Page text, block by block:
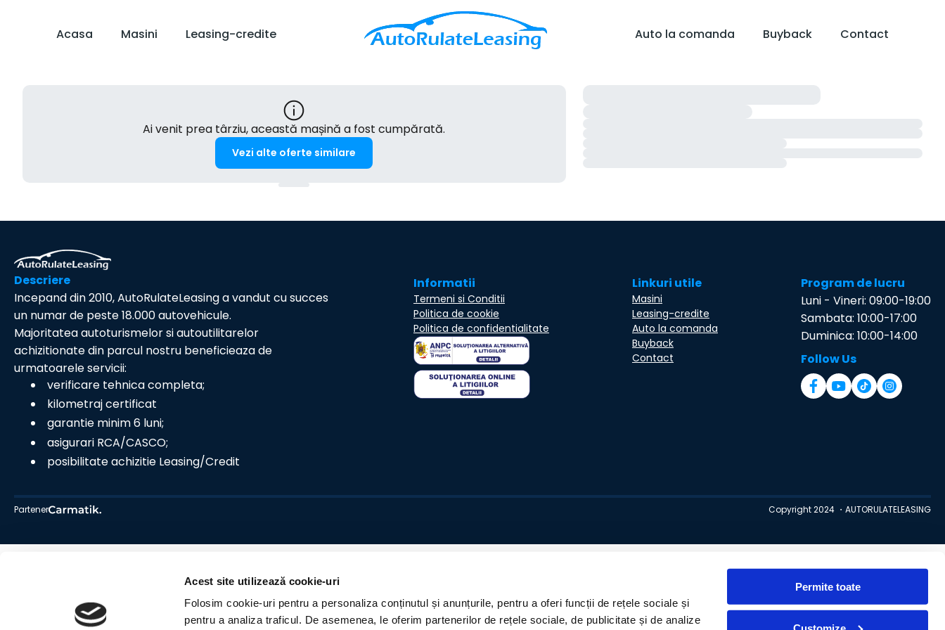
Acest site utilizează cookie-uri
Folosim cookie-uri pentru a personaliza conținutul și anunțurile, pentru a oferi funcții de rețele sociale și
pentru a analiza traficul. De asemenea, le oferim partenerilor de rețele sociale, de publicitate și de analize
Permite toate
Acasa Masini Leasing-credite Auto la comanda Buyback Contact
Ai venit prea târziu, această mașină a fost cumpărată.
Vezi alte oferte similare
Descriere
Incepand din 2010, AutoRulateLeasing a vandut cu succes
un numar de peste 18.000 autovehicule.
Majoritatea autoturismelor si autoutilitarelor
achizitionate din parcul nostru beneficieaza de
urmatoarele servicii:
verificare tehnica completa;
kilometraj certificat
garantie minim 6 luni;
asigurari RCA/CASCO;
posibilitate achizitie Leasing/Credit
Informatii
Termeni si Conditii
Politica de cookie
Politica de confidentialitate
Linkuri utile
Masini
Leasing-credite
Auto la comanda
Buyback
Contact
Program de lucru
Luni - Vineri: 09:00-19:00
Sambata: 10:00-17:00
Duminica: 10:00-14:00
Follow Us
Partener Copyright 2024 ・AUTORULATELEASING